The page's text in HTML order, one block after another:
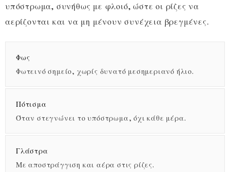
υπόστρωμα, συνήθως με φλοιό, ώστε οι ρίζες να
αερίζονται και να μη μένουν συνέχεια βρεγμένες.
Φως
Φωτεινό σημείο, χωρίς δυνατό μεσημεριανό ήλιο.
Πότισμα
Όταν στεγνώνει το υπόστρωμα, όχι κάθε μέρα.
Γλάστρα
Με αποστράγγιση και αέρα στις ρίζες.